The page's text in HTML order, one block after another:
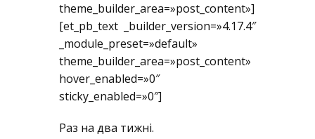
theme_builder_area=»post_content»]
[et_pb_text _builder_version=»4.17.4″
_module_preset=»default»
theme_builder_area=»post_content»
hover_enabled=»0″
sticky_enabled=»0″]
Раз на два тижні.